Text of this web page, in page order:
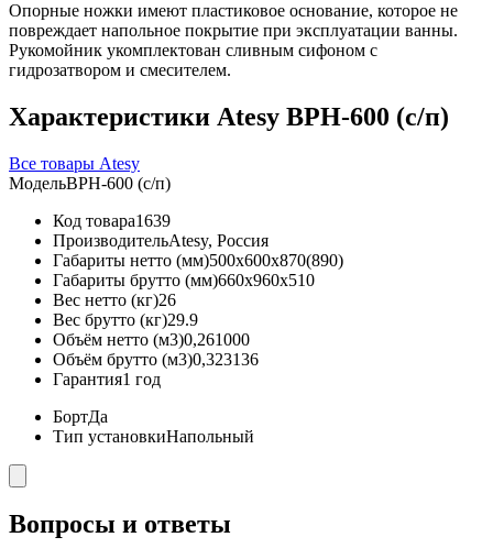
Опорные ножки имеют пластиковое основание, которое не
повреждает напольное покрытие при эксплуатации ванны.
Рукомойник укомплектован сливным сифоном с
гидрозатвором и смесителем.
Характеристики Atesy ВРН-600 (с/п)
Все товары Atesy
МодельВРН-600 (с/п)
Код товара1639
ПроизводительAtesy, Россия
Габариты нетто (мм)500x600x870(890)
Габариты брутто (мм)660x960x510
Вес нетто (кг)26
Вес брутто (кг)29.9
Объём нетто (м3)0,261000
Объём брутто (м3)0,323136
Гарантия1 год
БортДа
Тип установкиНапольный
Вопросы и ответы